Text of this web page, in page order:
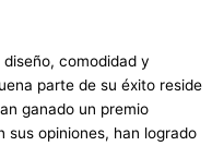
comodidad y
parte de su éxito reside
ganado un premio
sus opiniones, han logrado